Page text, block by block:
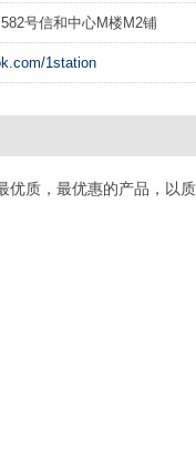
号信和中心M楼M2铺
1station
质，最优惠的产品，以